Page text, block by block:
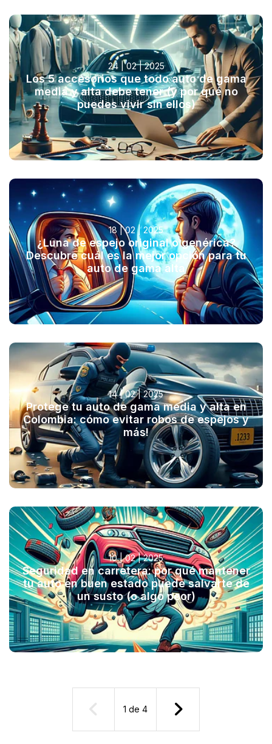
24 | 02 | 2025
Los 5 accesorios que todo auto de gama
media y alta debe tener (y por qué no
puedes vivir sin ellos)
18 | 02 | 2025
¿Luna de espejo original o genérica?
Descubre cuál es la mejor opción para tu
auto de gama alta
14 | 02 | 2025
Protege tu auto de gama media y alta en
Colombia: cómo evitar robos de espejos y
más!
10 | 02 | 2025
Seguridad en carretera: por qué mantener
tu auto en buen estado puede salvarte de
un susto (o algo peor)
1 de 4